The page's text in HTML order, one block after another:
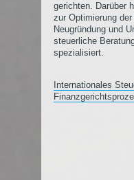
gerichten. Darüber
zur Optimierung
Neugründung und
steuerliche
spezialisiert.
Internationales